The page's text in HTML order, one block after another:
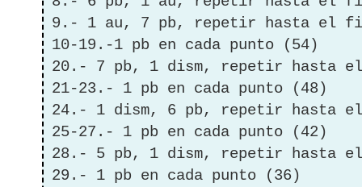
9.- 1 au, 7 pb, repetir hasta el
10-19.-1 pb en cada punto (54)
20.- 7 pb, 1 dism, repetir hasta
21-23.- 1 pb en cada punto (48)
24.- 1 dism, 6 pb, repetir hasta
25-27.- 1 pb en cada punto (42)
28.- 5 pb, 1 dism, repetir hasta
29.- 1 pb en cada punto (36)